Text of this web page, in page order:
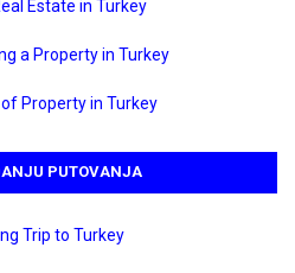
Estate in Turkey
a Property in Turkey
of Property in Turkey
PUTOVANJA
Trip to Turkey